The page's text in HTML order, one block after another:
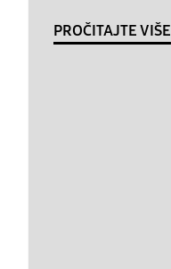
PROČITAJTE VIŠE